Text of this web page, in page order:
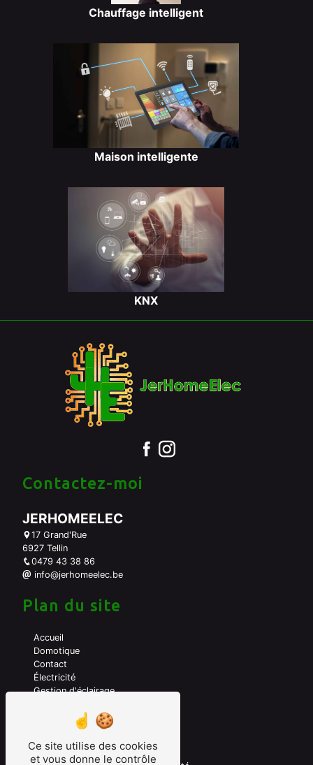
Chauffage intelligent
Maison intelligente
KNX
Contactez-moi
JERHOMEELEC
17 Grand'Rue
6927 Tellin
0479 43 38 86
info@jerhomeelec.be
Plan du site
Accueil
Domotique
Contact
Électricité
Gestion d'éclairage
Mes prestations
Ce site utilise des cookies
et vous donne le contrôle